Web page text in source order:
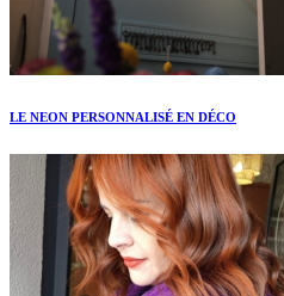
LE NEON PERSONNALISÉ EN DÉCO